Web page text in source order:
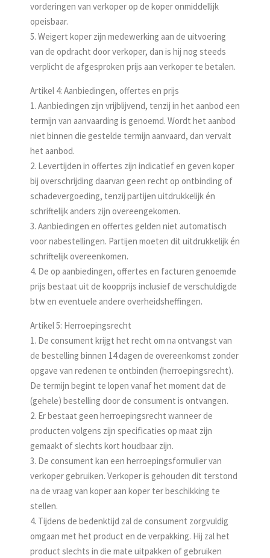
vorderingen van verkoper op de koper onmiddellijk
opeisbaar.
5. Weigert koper zijn medewerking aan de uitvoering
van de opdracht door verkoper, dan is hij nog steeds
verplicht de afgesproken prijs aan verkoper te betalen.
Artikel 4: Aanbiedingen, offertes en prijs
1. Aanbiedingen zijn vrijblijvend, tenzij in het aanbod een
termijn van aanvaarding is genoemd. Wordt het aanbod
niet binnen die gestelde termijn aanvaard, dan vervalt
het aanbod.
2. Levertijden in offertes zijn indicatief en geven koper
bij overschrijding daarvan geen recht op ontbinding of
schadevergoeding, tenzij partijen uitdrukkelijk én
schriftelijk anders zijn overeengekomen.
3. Aanbiedingen en offertes gelden niet automatisch
voor nabestellingen. Partijen moeten dit uitdrukkelijk én
schriftelijk overeenkomen.
4. De op aanbiedingen, offertes en facturen genoemde
prijs bestaat uit de koop­prijs inclusief de verschuldigde
btw en eventuele andere overheidsheffingen.
Artikel 5: Herroepingsrecht
1. De consument krijgt het recht om na ontvangst van
de bestelling binnen 14 dagen de overeenkomst zonder
opgave van redenen te ontbinden (herroepingsrecht).
De termijn begint te lopen vanaf het moment dat de
(gehele) bestelling door de consument is ontvangen.
2. Er bestaat geen herroepingsrecht wanneer de
producten volgens zijn specificaties op maat zijn
gemaakt of slechts kort houdbaar zijn.
3. De consument kan een herroepingsformulier van
verkoper gebruiken. Verkoper is gehouden dit terstond
na de vraag van koper aan koper ter beschikking te
stellen.
4. Tijdens de bedenktijd zal de consument zorgvuldig
omgaan met het product en de verpakking. Hij zal het
product slechts in die mate uitpakken of gebruiken